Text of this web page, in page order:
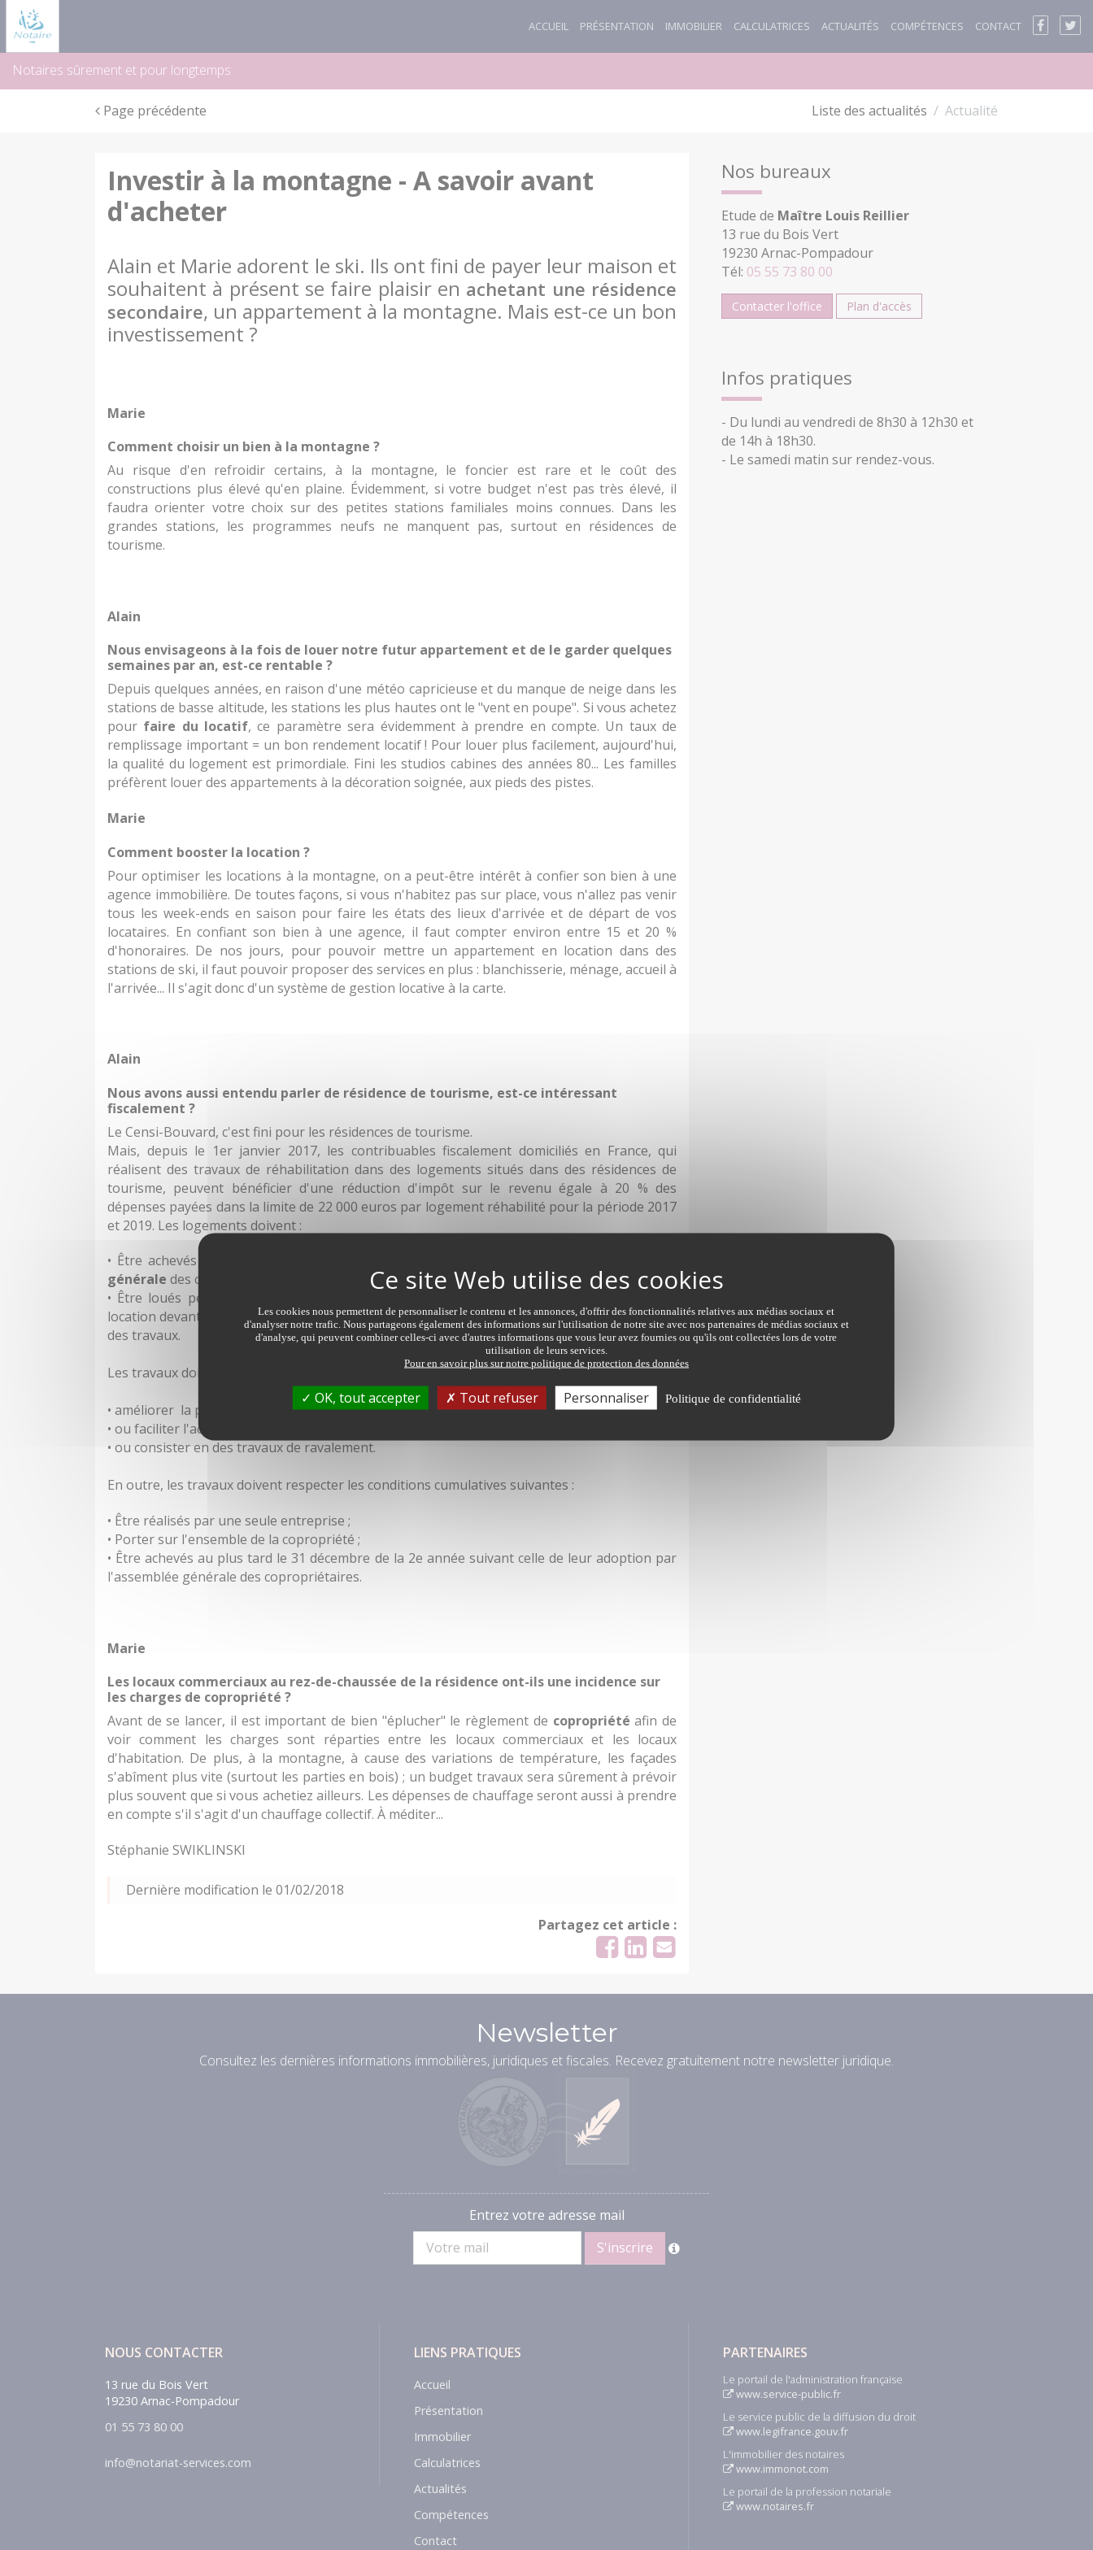
ACCUEIL PRÉSENTATION IMMOBILIER CALCULATRICES ACTUALITÉS COMPÉTENCES CONTACT
Notaires sûrement et pour longtemps
Page précédente Liste des actualités Actualité
Investir à la montagne - A savoir avant
d'acheter
Alain et Marie adorent le ski. Ils ont fini de payer leur maison et
souhaitent à présent se faire plaisir en achetant une résidence
secondaire, un appartement à la montagne. Mais est-ce un bon
investissement ?
Marie
Comment choisir un bien à la montagne ?
Au risque d'en refroidir certains, à la montagne, le foncier est rare et le coût des
constructions plus élevé qu'en plaine. Évidemment, si votre budget n'est pas très élevé, il
faudra orienter votre choix sur des petites stations familiales moins connues. Dans les
grandes stations, les programmes neufs ne manquent pas, surtout en résidences de
tourisme.
Alain
Nous envisageons à la fois de louer notre futur appartement et de le garder quelques
semaines par an, est-ce rentable ?
Depuis quelques années, en raison d'une météo capricieuse et du manque de neige dans les
stations de basse altitude, les stations les plus hautes ont le "vent en poupe". Si vous achetez
pour faire du locatif, ce paramètre sera évidemment à prendre en compte. Un taux de
remplissage important = un bon rendement locatif ! Pour louer plus facilement, aujourd'hui,
la qualité du logement est primordiale. Fini les studios cabines des années 80... Les familles
préfèrent louer des appartements à la décoration soignée, aux pieds des pistes.
Marie
Comment booster la location ?
Pour optimiser les locations à la montagne, on a peut-être intérêt à confier son bien à une
agence immobilière. De toutes façons, si vous n'habitez pas sur place, vous n'allez pas venir
tous les week-ends en saison pour faire les états des lieux d'arrivée et de départ de vos
locataires. En confiant son bien à une agence, il faut compter environ entre 15 et 20 %
d'honoraires. De nos jours, pour pouvoir mettre un appartement en location dans des
stations de ski, il faut pouvoir proposer des services en plus : blanchisserie, ménage, accueil à
l'arrivée... Il s'agit donc d'un système de gestion locative à la carte.
Alain
Nous avons aussi entendu parler de résidence de tourisme, est-ce intéressant
fiscalement ?
Le Censi-Bouvard, c'est fini pour les résidences de tourisme.
Mais, depuis le 1er janvier 2017, les contribuables fiscalement domiciliés en France, qui
réalisent des travaux de réhabilitation dans des logements situés dans des résidences de
tourisme, peuvent bénéficier d'une réduction d'impôt sur le revenu égale à 20 % des
dépenses payées dans la limite de 22 000 euros par logement réhabilité pour la période 2017
et 2019. Les logements doivent :
• Être achevés depuis au moins 15 ans à la date d'adoption des travaux par
générale des copropriétaires ;
• Être loués pendant au moins 5 ans à compter de la date d'achèvement des travaux. La
location devant intervenir au plus tard dans les deux mois à compter de la date d'achèvement
des travaux.
Les travaux doivent :
• améliorer la performance environnementale du logement
• ou faciliter l'accueil de personnes handicapées ;
• ou consister en des travaux de ravalement.
En outre, les travaux doivent respecter les conditions cumulatives suivantes :
• Être réalisés par une seule entreprise ;
• Porter sur l'ensemble de la copropriété ;
• Être achevés au plus tard le 31 décembre de la 2e année suivant celle de leur adoption par
l'assemblée générale des copropriétaires.
Marie
Les locaux commerciaux au rez-de-chaussée de la résidence ont-ils une incidence sur
les charges de copropriété ?
Avant de se lancer, il est important de bien "éplucher" le règlement de copropriété afin de
voir comment les charges sont réparties entre les locaux commerciaux et les locaux
d'habitation. De plus, à la montagne, à cause des variations de température, les façades
s'abîment plus vite (surtout les parties en bois) ; un budget travaux sera sûrement à prévoir
plus souvent que si vous achetiez ailleurs. Les dépenses de chauffage seront aussi à prendre
en compte s'il s'agit d'un chauffage collectif. À méditer...
Stéphanie SWIKLINSKI
Dernière modification le 01/02/2018
Partagez cet article :
Nos bureaux
Etude de Maître Louis Reillier
13 rue du Bois Vert
19230 Arnac-Pompadour
Tél: 05 55 73 80 00
Contacter l'office Plan d'accès
Infos pratiques
- Du lundi au vendredi de 8h30 à 12h30 et
de 14h à 18h30.
- Le samedi matin sur rendez-vous.
Newsletter
Consultez les dernières informations immobilières, juridiques et fiscales. Recevez gratuitement notre newsletter juridique.
Entrez votre adresse mail
NOUS CONTACTER
13 rue du Bois Vert
19230 Arnac-Pompadour
01 55 73 80 00
info@notariat-services.com
LIENS PRATIQUES
Accueil
Présentation
Immobilier
Calculatrices
Actualités
Compétences
Contact
PARTENAIRES
Le portail de l'administration française
www.service-public.fr
Le service public de la diffusion du droit
www.legifrance.gouv.fr
L'immobilier des notaires
www.immonot.com
Le portail de la profession notariale
www.notaires.fr
Panneau de gestion des cookies
Les cookies nous permettent de personnaliser le contenu et les annonces, d'offrir des fonctionnalités relatives aux médias sociaux et
d'analyser notre trafic. Nous partageons également des informations sur l'utilisation de notre site avec nos partenaires de médias sociaux et
d'analyse, qui peuvent combiner celles-ci avec d'autres informations que vous leur avez fournies ou qu'ils ont collectées lors de votre
utilisation de leurs services.
Pour en savoir plus sur notre politique de protection des données
OK, tout accepter Tout refuser Personnaliser Politique de confidentialité